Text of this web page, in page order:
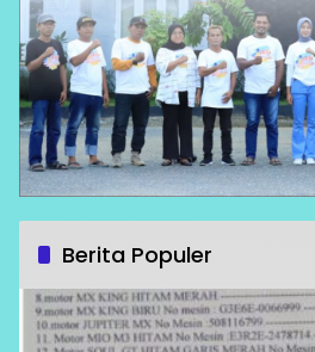
Berita Populer